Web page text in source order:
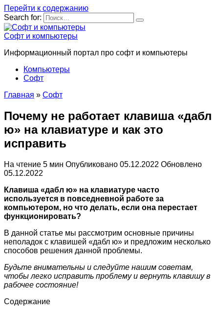
Перейти к содержанию
Search for:
Софт и компьютеры
Информационный портал про софт и компьютеры
Компьютеры
Софт
Главная » Софт
Почему не работает клавиша «дабл
ю» на клавиатуре и как это
исправить
На чтение 5 мин Опубликовано 05.12.2022 Обновлено
05.12.2022
Клавиша «дабл ю» на клавиатуре часто
используется в повседневной работе за
компьютером, но что делать, если она перестает
функционировать?
В данной статье мы рассмотрим основные причины
неполадок с клавишей «дабл ю» и предложим несколько
способов решения данной проблемы.
Будьте внимательны и следуйте нашим советам,
чтобы легко исправить проблему и вернуть клавишу в
рабочее состояние!
Содержание